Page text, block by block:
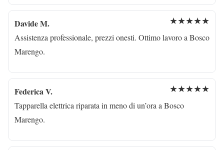
Davide M. ★★★★★
Assistenza professionale, prezzi onesti. Ottimo lavoro a Bosco
Marengo.
Federica V. ★★★★★
Tapparella elettrica riparata in meno di un’ora a Bosco
Marengo.